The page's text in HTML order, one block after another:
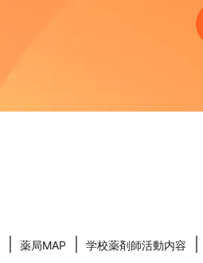
薬局MAP 学校薬剤師活動内容